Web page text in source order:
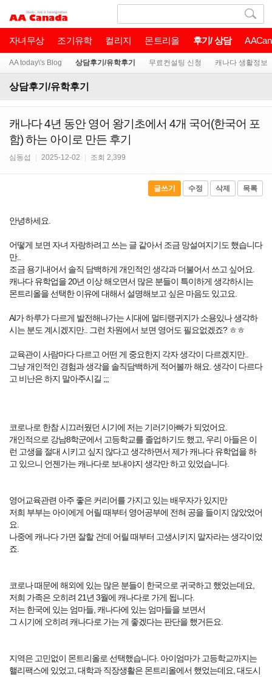
자녀무상 조기유학 컬리지 몬트리올 후기/ 상담
AA today\'s Blog 상담후기/유학후기 무료컨설팅 신청 캐나다 생활정보
상담후기/유학후기
캐나다 4년 동안 영어 왕기초에서 4개 국어(한국어 포
함) 하는 아이로 만든 후기
심동섭 2025-12-02 조회 2,399
글쓰기 수정 삭제 목록
안녕하세요.
어떻게 보면 자녀 자랑하려고 쓰는 글 같아서 조금 망설여지기도 했습니다
만..
조금 용기내어서 솔직 담백하게 개인적인 생각과 더불어서 쓰고 싶어요.
캐나다 유학업을 20년 이상 해오면서 많은 분들이 특이하게 생각하시는
몬트리올을 선택한 이유에 대해서 설명해보고 싶은 마음도 있고요.
AI가 하루가 다르게 발전해나가는 시대에 멀티랭귀지가 소용있나 생각하
시는 분도 계시겠지만.. 그런 차원에서 보면 영어도 필요없겠죠? ㅎㅎ
교육관이 사람마다 다르고 어떤 게 중요한지 각자 생각이 다르겠지만..
그냥 개인적인 경험과 생각을 솔직담백하게 적어볼까 해요. 생각이 다르다
고 비난은 하지 말아주시길 ;;;
코로나로 한참 시끄러웠던 시기에 저는 기러기아빠가 되었어요.
개인적으로 강남8학군에서 고등학교를 졸업하기도 했고, 우리 아들은 이
런 고생을 절대 시키고 싶지 않다고 생각하면서 제가 캐나다 유학업을 하
고 있으니 언젠가는 캐나다로 보내야지 생각만 하고 있었습니다.
영어교육관련 아주 좋은 커리어를 가지고 있는 배우자가 있지만
저희 부부는 아이에게 어릴 때부터 영어공부에 전혀 공을 들이지 않았었어
요.
나중에 캐나다 가면 잘할 건데 어릴 때부터 고생시키지 말자라는 생각이었
죠.
코로나 때문에 해외에 있는 많은 분들이 한국으로 귀국하고 했었는데요,
저희 가족은 오히려 21년 3월에 캐나다로 가게 됩니다.
저는 한국에 있는 엄마들, 캐나다에 있는 엄마들을 보면서
그 시기에 오히려 캐나다로 가는 게 좋겠다는 판단을 했거든요.
지역은 고민없이 몬트리올로 선택했습니다. 아이엄마가 고등학교까지는
핼리팩스에 있었고, 대학과 직장생활은 몬트리올에서 했었는데요, 대도시